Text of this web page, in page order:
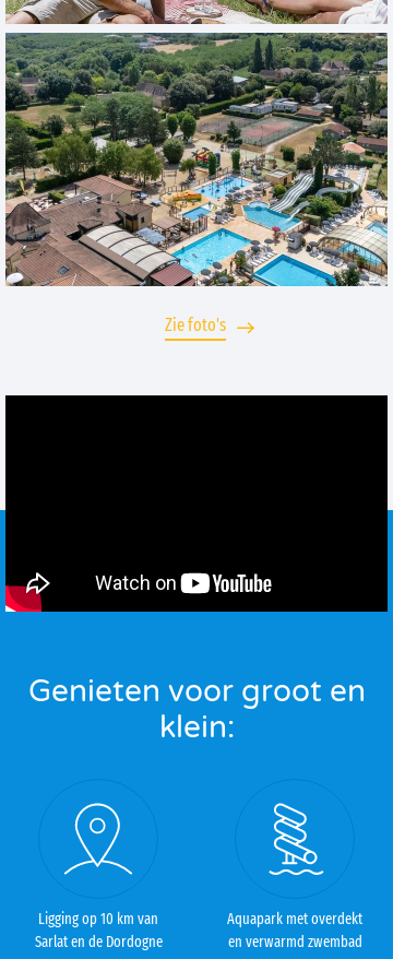
Zie foto's
Genieten voor groot en
klein:
Ligging op 10 km van
Sarlat en de Dordogne
Aquapark met overdekt
en verwarmd zwembad